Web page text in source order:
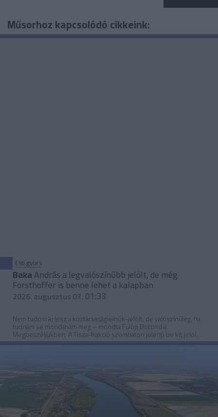
Műsorhoz kapcsolódó cikkeink:
Esti gyors
BakaAndrás a legvalószínűbb jelölt, de még
Forsthoffer is benne lehet a kalapban
Nem tudom ki lesz a köztársaságielnök-jelölt, de valószínűleg, ha
tudnám se mondanám meg – mondta Fülöp Botond a
Megbeszéljükben. A Tisza-frakció szombaton jelenti be kit jelöl,
Baka András tűnik a legesélyesebbnek, bár Pék Szabolcs, az
vitára, ki legyen a jelölt, hanem, hogy nem hagytak időt arra, hogy
bemutassák a társadalomnak. A Megbeszéljükben és az Esti
gyorsban kérdeztük őket.